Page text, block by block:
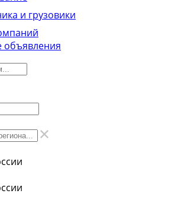
и грузовики
объявления